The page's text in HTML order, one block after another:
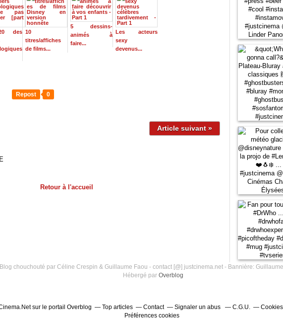
des 10
titres/affiches
de films...
5 dessins-
animés à
faire...
Les acteurs
sexy
devenus...
Repost 0
Article suivant »
Retour à l'accueil
chouchouté par Céline Crespin & Guillaume Faou - contact [@] justcinema.net - Bannière:
Hébergé par Overblog
sur le portail Overblog Top articles Contact Signaler un abus C.G.U.
Préférences cookies